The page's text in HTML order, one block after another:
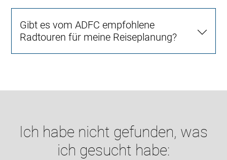
Gibt es vom ADFC empfohlene
Radtouren für meine Reiseplanung?
Ich habe nicht gefunden, was
ich gesucht habe: